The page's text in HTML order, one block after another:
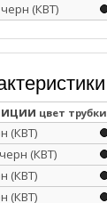
(КВТ)
цвет трубки
(КВТ)
(КВТ)
(КВТ)
(КВТ)